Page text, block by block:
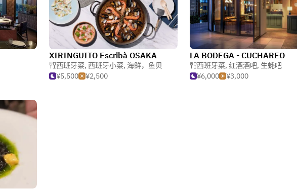
XIRINGUITO Escribà OSAKA
西班牙菜, 西班牙小菜, 海鲜，鱼贝
¥5,500
¥2,500
LA BODEGA - CUCHAREO
西班牙菜, 红酒酒吧, 生蚝吧
¥6,000
¥3,000